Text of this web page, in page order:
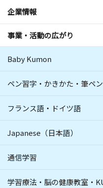
企業情報
事業・活動の広がり
Baby Kumon
ペン習字・かきかた・筆ペ
フランス語・ドイツ語
Japanese（日本語）
通信学習
学習療法・脳の健康教室・